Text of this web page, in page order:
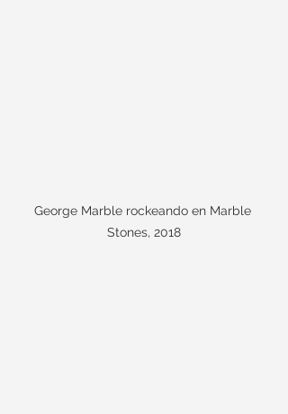
George Marble rockeando en Marble
Stones, 2018